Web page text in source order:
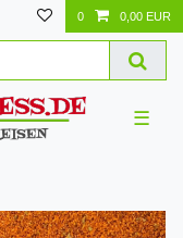
0 0,00 EUR
☰